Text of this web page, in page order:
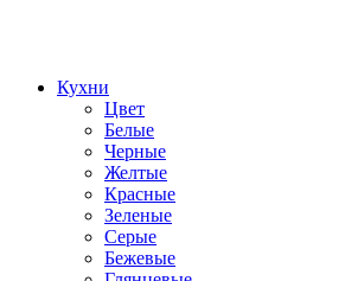
Кухни
Цвет
Белые
Черные
Желтые
Красные
Зеленые
Серые
Бежевые